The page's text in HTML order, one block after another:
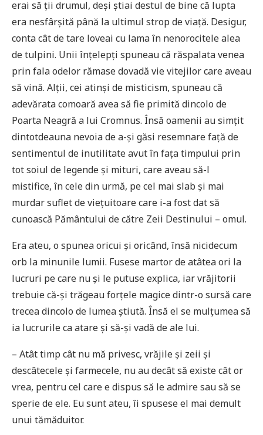
erai să ții drumul, deși știai destul de bine că lupta
era nesfârșită până la ultimul strop de viață. Desigur,
conta cât de tare loveai cu lama în nenorocitele alea
de tulpini. Unii înțelepți spuneau că răspalata venea
prin fala odelor rămase dovadă vie vitejilor care aveau
să vină. Alții, cei atinși de misticism, spuneau că
adevărata comoară avea să fie primită dincolo de
Poarta Neagră a lui Cromnus. Însă oamenii au simțit
dintotdeauna nevoia de a-și găsi resemnare față de
sentimentul de inutilitate avut în fața timpului prin
tot soiul de legende și mituri, care aveau să-l
mistifice, în cele din urmă, pe cel mai slab și mai
murdar suflet de viețuitoare care i-a fost dat să
cunoască Pământului de către Zeii Destinului – omul.
Era ateu, o spunea oricui și oricând, însă nicidecum
orb la minunile lumii. Fusese martor de atâtea ori la
lucruri pe care nu și le putuse explica, iar vrăjitorii
trebuie că-și trăgeau forțele magice dintr-o sursă care
trecea dincolo de lumea știută. Însă el se mulțumea să
ia lucrurile ca atare și să-și vadă de ale lui.
– Atât timp cât nu mă privesc, vrăjile și zeii și
descâtecele și farmecele, nu au decât să existe cât or
vrea, pentru cel care e dispus să le admire sau să se
sperie de ele. Eu sunt ateu, îi spusese el mai demult
unui tămăduitor.